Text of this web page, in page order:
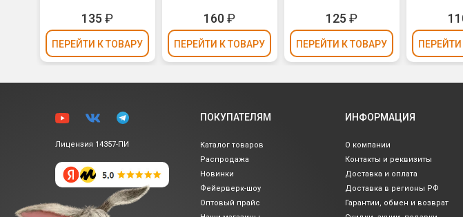
135 ₽
ПЕРЕЙТИ К ТОВАРУ
160₽
ПЕРЕЙТИ К ТОВАРУ
125 ₽
ПЕРЕЙТИ К ТОВАРУ ПЕРЕЙТИ
Лицензия 14357-ПИ
ПОКУПАТЕЛЯМ
Каталог товаров
Распродажа
Новинки
Фейерверк-шоу
Оптовый прайс
ИНФОРМАЦИЯ
О компании
Контакты и реквизиты
Доставка и оплата
Доставка в регионы РФ
Гарантии, обмен и возврат